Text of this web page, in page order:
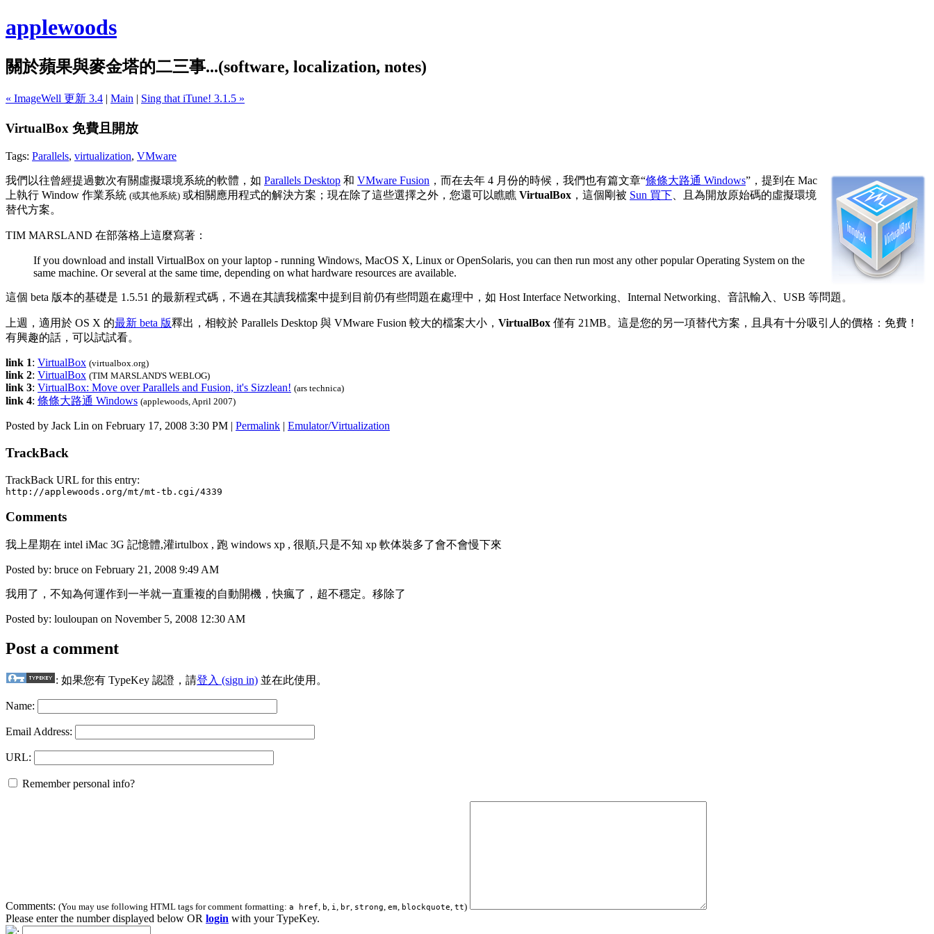
applewoods
關於蘋果與麥金塔的二三事...(software, localization, notes)
« ImageWell 更新 3.4 | Main | Sing that iTune! 3.1.5 »
VirtualBox 免費且開放
Tags: Parallels, virtualization, VMware
我們以往曾經提過數次有關虛擬環境系統的軟體，如 Parallels Desktop 和 VMware Fusion ，而在去年 4 月份的時候，我們也有篇文章“條條大路通 Windows”，提到在 Mac
上執行 Window 作業系統 (或其他系統) 或相關應用程式的解決方案；現在除了這些選擇之外，您還可以瞧瞧 VirtualBox ，這個剛被 Sun 買下 、且為開放原始碼的虛擬環境
替代方案。
TIM MARSLAND 在部落格上這麼寫著：
If you download and install VirtualBox on your laptop - running Windows, MacOS X, Linux or OpenSolaris, you can then run most any other popular Operating System on the
same machine. Or several at the same time, depending on what hardware resources are available.
這個 beta 版本的基礎是 1.5.51 的最新程式碼，不過在其讀我檔案中提到目前仍有些問題在處理中，如 Host Interface Networking、Internal Networking、音訊輸入、USB 等問題。
上週，適用於 OS X 的最新 beta 版釋出，相較於 Parallels Desktop 與 VMware Fusion 較大的檔案大小， VirtualBox 僅有 21MB。這是您的另一項替代方案，且具有十分吸引人的價格：免費！
有興趣的話，可以試試看。
link 1: VirtualBox (virtualbox.org)
link 2: VirtualBox (TIM MARSLAND'S WEBLOG)
link 3: VirtualBox: Move over Parallels and Fusion, it's Sizzlean! (ars technica)
link 4: 條條大路通 Windows (applewoods, April 2007)
Posted by Jack Lin on February 17, 2008 3:30 PM | Permalink | Emulator/Virtualization
TrackBack
TrackBack URL for this entry:
http://applewoods.org/mt/mt-tb.cgi/4339
Comments
我上星期在 intel iMac 3G 記憶體,灌irtulbox , 跑 windows xp , 很順,只是不知 xp 軟体裝多了會不會慢下來
Posted by: bruce on February 21, 2008 9:49 AM
我用了，不知為何運作到一半就一直重複的自動開機，快瘋了，超不穩定。移除了
Posted by: louloupan on November 5, 2008 12:30 AM
Post a comment
: 如果您有 TypeKey 認證，請登入 (sign in) 並在此使用。
Name:
Email Address:
URL:
Remember personal info?
Comments: (You may use following HTML tags for comment formatting: a href b i br strong em blockquote tt)
Please enter the number displayed below OR login with your TypeKey.